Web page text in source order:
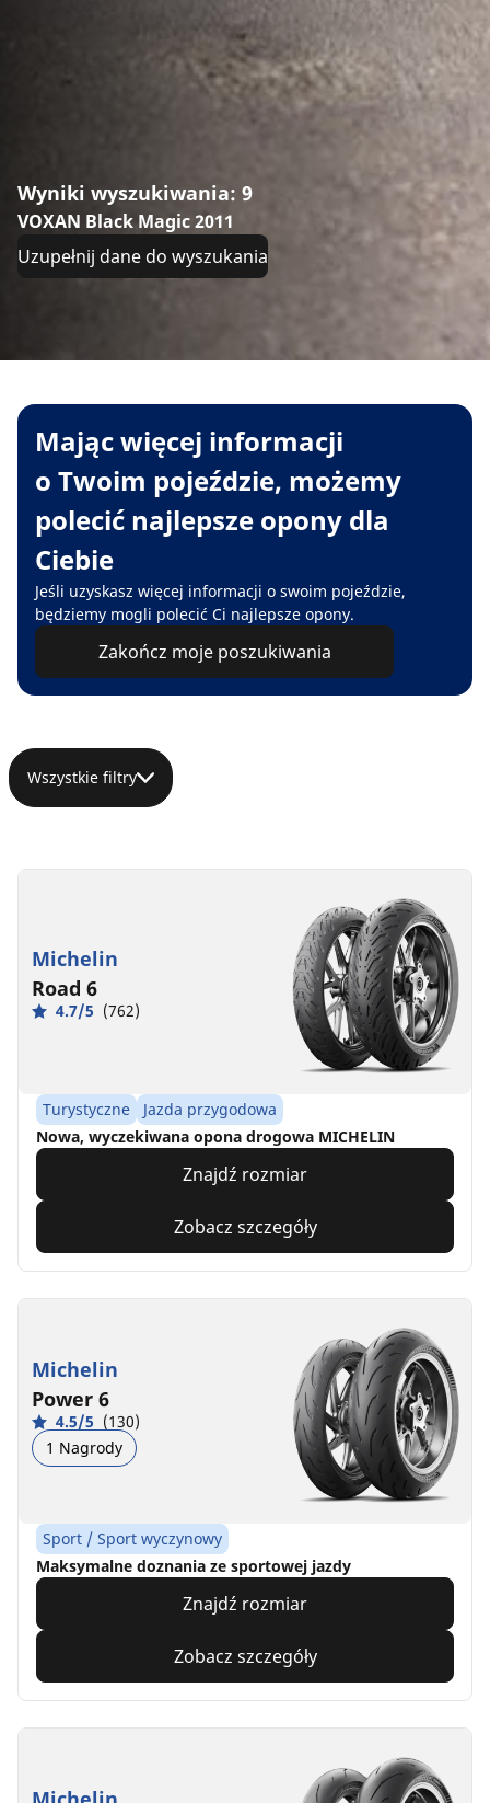
Wyniki wyszukiwania: 9
VOXAN Black Magic 2011
Uzupełnij dane do wyszukania
Mając więcej informacji
o Twoim pojeździe, możemy
polecić najlepsze opony dla
Ciebie
Jeśli uzyskasz więcej informacji o swoim pojeździe,
będziemy mogli polecić Ci najlepsze opony.
Zakończ moje poszukiwania
Wszystkie filtry
Michelin
Road 6
4.7/5 (762)
Turystyczne
Jazda przygodowa
Nowa, wyczekiwana opona drogowa MICHELIN
Znajdź rozmiar
Zobacz szczegóły
Michelin
Power 6
4.5/5 (130)
1 Nagrody
Sport / Sport wyczynowy
Maksymalne doznania ze sportowej jazdy
Znajdź rozmiar
Zobacz szczegóły